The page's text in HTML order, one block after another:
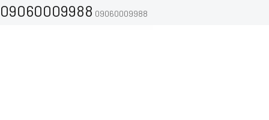
09060009988 09060009988